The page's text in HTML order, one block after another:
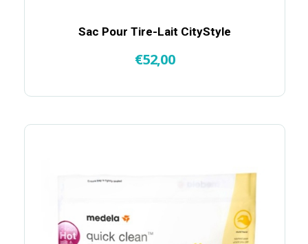
Sac Pour Tire-Lait CityStyle
€52,00